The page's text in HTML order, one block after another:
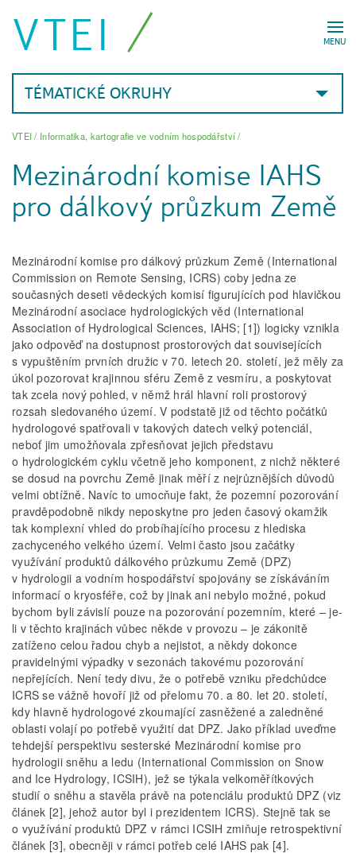
MENU
VTEI
TÉMATICKÉ OKRUHY
VTEI/ Informatika, kartografie ve vodním hospodářství/
Mezinárodní komise IAHS
pro dálkový průzkum Země
Mezinárodní komise pro dálkový průzkum Země (International
Commission on Remote Sensing, ICRS) coby jedna ze
současných deseti vědeckých komisí figurujících pod hlavičkou
Mezinárodní asociace hydrologických věd (International
Association of Hydrological Sciences, IAHS; [1]) logicky vznikla
jako odpověď na dostupnost prostorových dat souvisejících
s vypuštěním prvních družic v 70. letech 20. století, jež měly za
úkol pozorovat krajinnou sféru Země z vesmíru, a poskytovat
tak zcela nový pohled, v němž hrál hlavní roli prostorový
rozsah sledovaného území. V podstatě již od těchto počátků
hydrologové spatřovali v takových datech velký potenciál,
neboť jim umožňovala zpřesňovat jejich představu
o hydrologickém cyklu včetně jeho komponent, z nichž některé
se dosud na povrchu Země jinak měří z nejrůznějších důvodů
velmi obtížně. Navíc to umocňuje fakt, že pozemní pozorování
pravděpodobně nikdy neposkytne pro jeden časový okamžik
tak komplexní vhled do probíhajícího procesu z hlediska
zachyceného velkého území. Velmi často jsou začátky
využívání produktů dálkového průzkumu Země (DPZ)
v hydrologii a vodním hospodářství spojovány se získáváním
informací o kryosféře, což by jinak ani nebylo možné, pokud
bychom byli závislí pouze na pozorování pozemním, které – je-
li v těchto krajinách vůbec někde v provozu – je zákonitě
zatíženo celou řadou chyb a nejistot, a někdy dokonce
pravidelnými výpadky v sezonách takovému pozorování
nepřejících. Není tedy divu, že o potřebě vzniku předchůdce
ICRS se vážně hovoří již od přelomu 70. a 80. let 20. století,
kdy hlavně hydrologové zkoumající zasněžené a zaledněné
oblasti volají po potřebě využití dat DPZ. Jako příklad uveďme
tehdejší perspektivu sesterské Mezinárodní komise pro
hydrologii sněhu a ledu (International Commission on Snow
and Ice Hydrology, ICSIH), jež se týkala velkoměřítkových
studií o sněhu a stavěla právě na potenciálu produktů DPZ (viz
článek [2], jehož autor byl i prezidentem ICRS). Stejně tak se
o využívání produktů DPZ v rámci ICSIH zmiňuje retrospektivní
článek [3], obecněji v rámci potřeb celé IAHS pak [4].